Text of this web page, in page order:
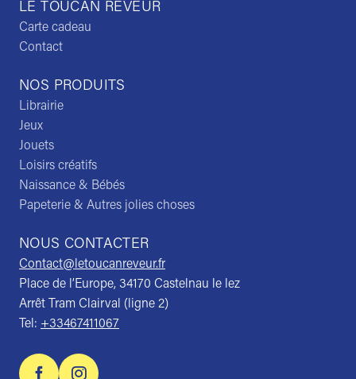
NOS PRODUITS
Librairie
Jeux
Jouets
Loisirs créatifs
Naissance & Bébés
Papeterie & Autres jolies choses
NOUS CONTACTER
Contact@letoucanreveur.fr
Place de l’Europe, 34170 Castelnau le lez
Arrêt Tram Clairval (ligne 2)
Tel: +33467411067
LE TOUCAN REVEUR
Carte cadeau
Contact